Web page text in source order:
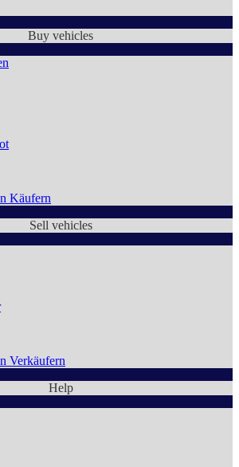
Buy vehicles
Käufern
Sell vehicles
Verkäufern
Help